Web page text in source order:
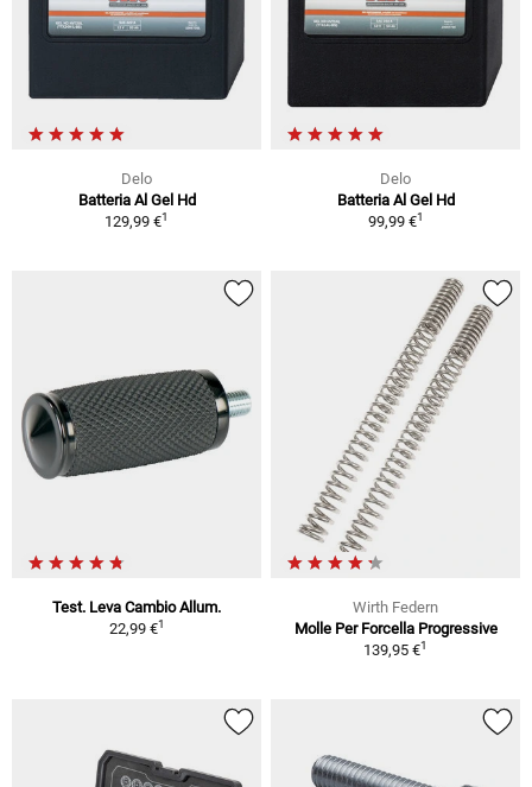
Delo
Batteria Al Gel Hd
129,99 €1
Delo
Batteria Al Gel Hd
99,99 €1
Test. Leva Cambio Allum.
22,99 €1
Wirth Federn
Molle Per Forcella Progressive
139,95 €1